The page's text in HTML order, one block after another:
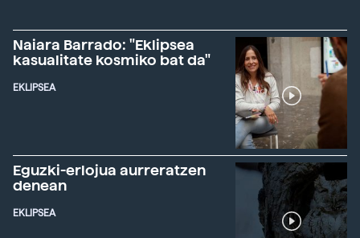
Naiara Barrado: "Eklipsea
kasualitate kosmiko bat da"
EKLIPSEA
Eguzki-erlojua aurreratzen
denean
EKLIPSEA